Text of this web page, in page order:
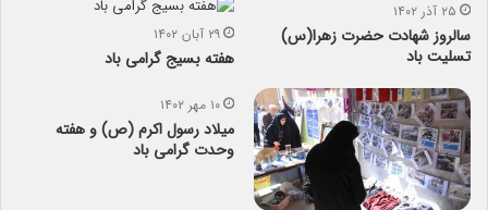
۲۵ آذر ۱۴۰۲
سالروز شهادت حضرت زهرا‌(س)
تسلیت باد
۲۹ آبان ۱۴۰۲
هفته بسیج گرامی باد
۱۰ مهر ۱۴۰۲
میلاد رسول اکرم (ص) و هفته
وحدت گرامی باد